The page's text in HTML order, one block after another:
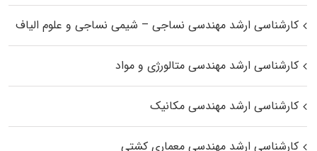
کارشناسی ارشد مهندسی نساجی – شیمی نساجی و علوم الیاف
کارشناسی ارشد مهندسی متالورژی و مواد
کارشناسی ارشد مهندسی مکانیک
کارشناسی ارشد مهندسی معماری کشتی